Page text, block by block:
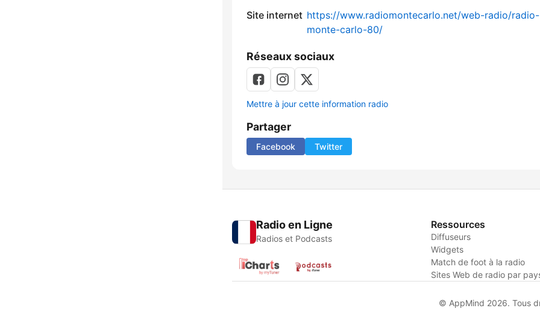
Site internet https://www.radiomontecarlo.net/web-radio/radio-
monte-carlo-80/
Réseaux sociaux
Mettre à jour cette information radio
Partager
Facebook Twitter
Radio en Ligne
Radios et Podcasts
Ressources
Diffuseurs
Widgets
Match de foot à la radio
Sites Web de radio par
© AppMind 2026. Tous